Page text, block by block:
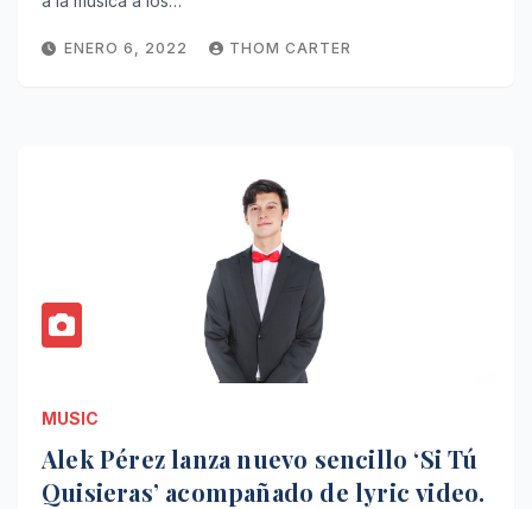
ENERO 6, 2022 THOM CARTER
MUSIC
Alek Pérez lanza nuevo sencillo ‘Si Tú
Quisieras’ acompañado de lyric video.